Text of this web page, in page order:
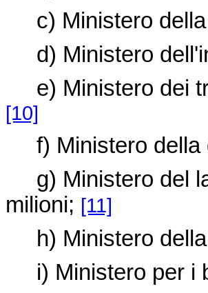
c) Ministero della
d) Ministero
e) Ministero dei
[10]
f) Ministero della
g) Ministero del
milioni; [11]
h) Ministero della
i) Ministero per i